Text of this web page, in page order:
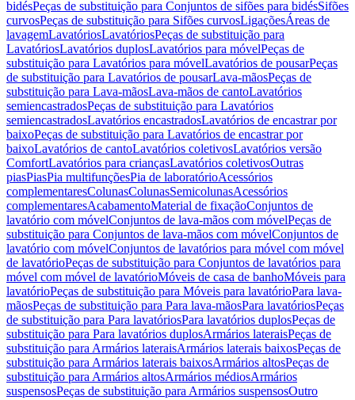
bidésPeças de substituição para Conjuntos de sifões para bidésSifões
curvosPeças de substituição para Sifões curvosLigaçõesÁreas de
lavagemLavatóriosLavatóriosPeças de substituição para
LavatóriosLavatórios duplosLavatórios para móvelPeças de
substituição para Lavatórios para móvelLavatórios de pousarPeças
de substituição para Lavatórios de pousarLava-mãosPeças de
substituição para Lava-mãosLava-mãos de cantoLavatórios
semiencastradosPeças de substituição para Lavatórios
semiencastradosLavatórios encastradosLavatórios de encastrar por
baixoPeças de substituição para Lavatórios de encastrar por
baixoLavatórios de cantoLavatórios coletivosLavatórios versão
ComfortLavatórios para criançasLavatórios coletivosOutras
piasPiasPia multifunçõesPia de laboratórioAcessórios
complementaresColunasColunasSemicolunasAcessórios
complementaresAcabamentoMaterial de fixaçãoConjuntos de
lavatório com móvelConjuntos de lava-mãos com móvelPeças de
substituição para Conjuntos de lava-mãos com móvelConjuntos de
lavatório com móvelConjuntos de lavatórios para móvel com móvel
de lavatórioPeças de substituição para Conjuntos de lavatórios para
móvel com móvel de lavatórioMóveis de casa de banhoMóveis para
lavatórioPeças de substituição para Móveis para lavatórioPara lava-
mãosPeças de substituição para Para lava-mãosPara lavatóriosPeças
de substituição para Para lavatóriosPara lavatórios duplosPeças de
substituição para Para lavatórios duplosArmários lateraisPeças de
substituição para Armários lateraisArmários laterais baixosPeças de
substituição para Armários laterais baixosArmários altosPeças de
substituição para Armários altosArmários médiosArmários
suspensosPeças de substituição para Armários suspensosOutro